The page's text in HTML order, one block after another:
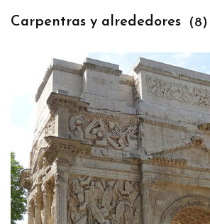
Carpentras y alrededores (8)